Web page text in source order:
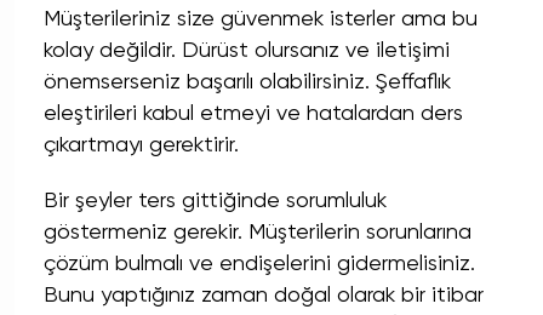
Müşterileriniz size güvenmek isterler ama bu
kolay değildir. Dürüst olursanız ve iletişimi
önemserseniz başarılı olabilirsiniz. Şeffaflık
eleştirileri kabul etmeyi ve hatalardan ders
çıkartmayı gerektirir.
Bir şeyler ters gittiğinde sorumluluk
göstermeniz gerekir. Müşterilerin sorunlarına
çözüm bulmalı ve endişelerini gidermelisiniz.
Bunu yaptığınız zaman doğal olarak bir itibar